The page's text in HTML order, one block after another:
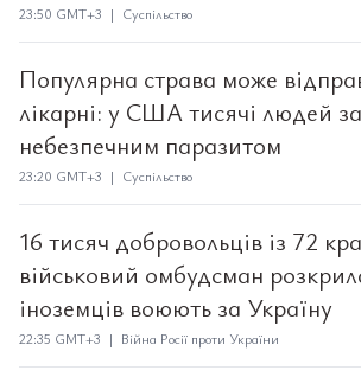
23:50 GMT+3 | Суспільство
Популярна страва може
лікарні: у США тисячі людей
небезпечним паразитом
23:20 GMT+3 | Суспільство
16 тисяч добровольців із 72
військовий омбудсман
іноземців воюють за Україну
22:35 GMT+3 | Війна Росії проти України